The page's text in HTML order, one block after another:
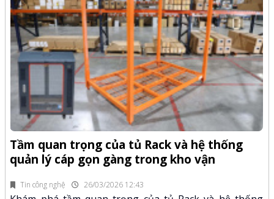
Tin công nghệ 26/03/2026 12:43
Tầm quan trọng của tủ Rack và hệ thống
quản lý cáp gọn gàng trong kho vận